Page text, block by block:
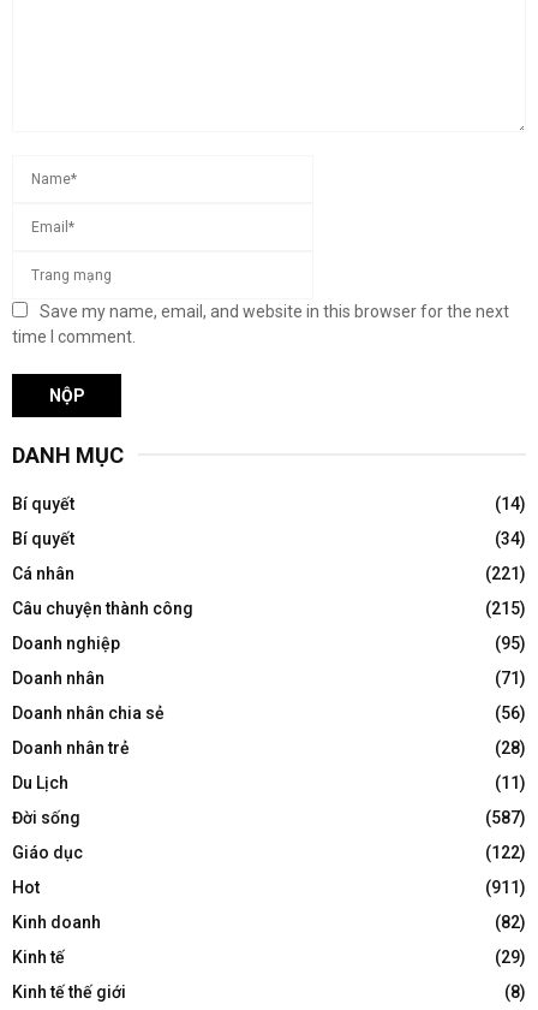
Save my name, email, and website in this browser for the next
time I comment.
DANH MỤC
Bí quyết
(14)
Bí quyết
(34)
Cá nhân
(221)
Câu chuyện thành công
(215)
Doanh nghiệp
(95)
Doanh nhân
(71)
Doanh nhân chia sẻ
(56)
Doanh nhân trẻ
(28)
Du Lịch
(11)
Đời sống
(587)
Giáo dục
(122)
Hot
(911)
Kinh doanh
(82)
Kinh tế
(29)
Kinh tế thế giới
(8)